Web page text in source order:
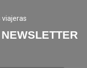
viajeras